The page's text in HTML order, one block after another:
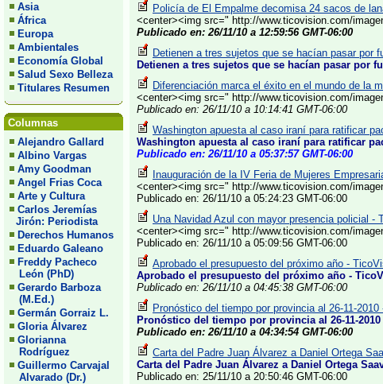
Asia
África
Europa
Ambientales
Economía Global
Salud Sexo Belleza
Titulares Resumen
Columnas
Alejandro Gallard
Albino Vargas
Amy Goodman
Angel Frias Coca
Arte y Cultura
Carlos Jeremías
Jirón: Periodista
Derechos Humanos
Eduardo Galeano
Freddy Pacheco
León (PhD)
Gerardo Barboza
(M.Ed.)
Germán Gorraiz L.
Gloria Álvarez
Glorianna
Rodríguez
Guillermo Carvajal
Alvarado (Dr.)
Policía de El Empalme decomisa 24 sacos de
<center><img src=" http://www.ticovision.com/
Publicado en: 26/11/10 a 12:59:56 GMT-06:00
Detienen a tres sujetos que se hacían pasar por
Detienen a tres sujetos que se hacían pasar por
Diferenciación marca el éxito en el mundo de la
<center><img src=" http://www.ticovision.com/
Publicado en: 26/11/10 a 10:14:41 GMT-06:00
Washington apuesta al caso iraní para ratificar
Washington apuesta al caso iraní para ratificar
Publicado en: 26/11/10 a 05:37:57 GMT-06:00
Inauguración de la IV Feria de Mujeres
<center><img src=" http://www.ticovision.com/
Publicado en: 26/11/10 a 05:24:23 GMT-06:00
Una Navidad Azul con mayor presencia policial -
<center><img src=" http://www.ticovision.com/
Publicado en: 26/11/10 a 05:09:56 GMT-06:00
Aprobado el presupuesto del próximo año -
Aprobado el presupuesto del próximo año -
Publicado en: 26/11/10 a 04:45:38 GMT-06:00
Pronóstico del tiempo por provincia al 26-11-
Pronóstico del tiempo por provincia al 26-11-
Publicado en: 26/11/10 a 04:34:54 GMT-06:00
Carta del Padre Juan Álvarez a Daniel Ortega
Carta del Padre Juan Álvarez a Daniel Ortega
Publicado en: 25/11/10 a 20:50:46 GMT-06:00